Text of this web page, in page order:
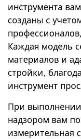
инструмента
созданы с
Каждая модель
материалов и
стройки,
инструмент
При
надзором вам
измерительная